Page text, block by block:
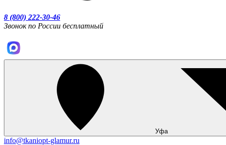
8 (800) 222-30-46
Звонок по России бесплатный
Уфа
info@tkaniopt-glamur.ru